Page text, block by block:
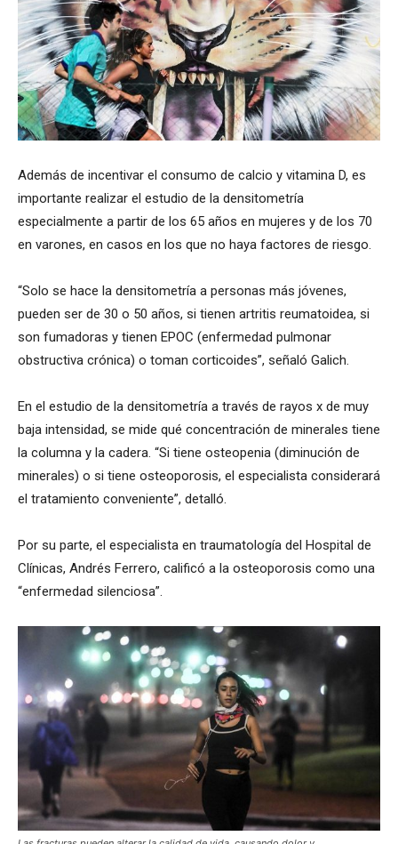
Además de incentivar el consumo de calcio y vitamina D, es
importante realizar el estudio de la densitometría
especialmente a partir de los 65 años en mujeres y de los 70
en varones, en casos en los que no haya factores de riesgo.
“Solo se hace la densitometría a personas más jóvenes,
pueden ser de 30 o 50 años, si tienen artritis reumatoidea, si
son fumadoras y tienen EPOC (enfermedad pulmonar
obstructiva crónica) o toman corticoides”, señaló Galich.
En el estudio de la densitometría a través de rayos x de muy
baja intensidad, se mide qué concentración de minerales tiene
la columna y la cadera. “Si tiene osteopenia (diminución de
minerales) o si tiene osteoporosis, el especialista considerará
el tratamiento conveniente”, detalló.
Por su parte, el especialista en traumatología del Hospital de
Clínicas, Andrés Ferrero, calificó a la osteoporosis como una
“enfermedad silenciosa”.